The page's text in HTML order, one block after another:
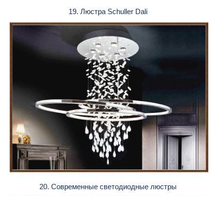
19. Люстра Schuller Dali
20. Современные светодиодные люстры